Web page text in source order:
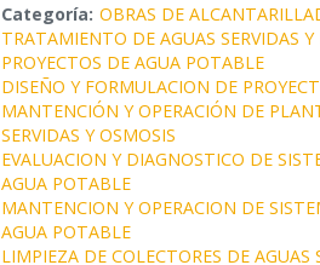
Categoría: OBRAS DE
TRATAMIENTO DE AGUAS SERVIDAS Y
PROYECTOS DE AGUA POTABLE
DISEÑO Y FORMULACION DE
MANTENCIÓN Y OPERACIÓN DE
SERVIDAS Y OSMOSIS
EVALUACION Y DIAGNOSTICO DE
AGUA POTABLE
MANTENCION Y OPERACION DE
AGUA POTABLE
LIMPIEZA DE COLECTORES DE AGUAS